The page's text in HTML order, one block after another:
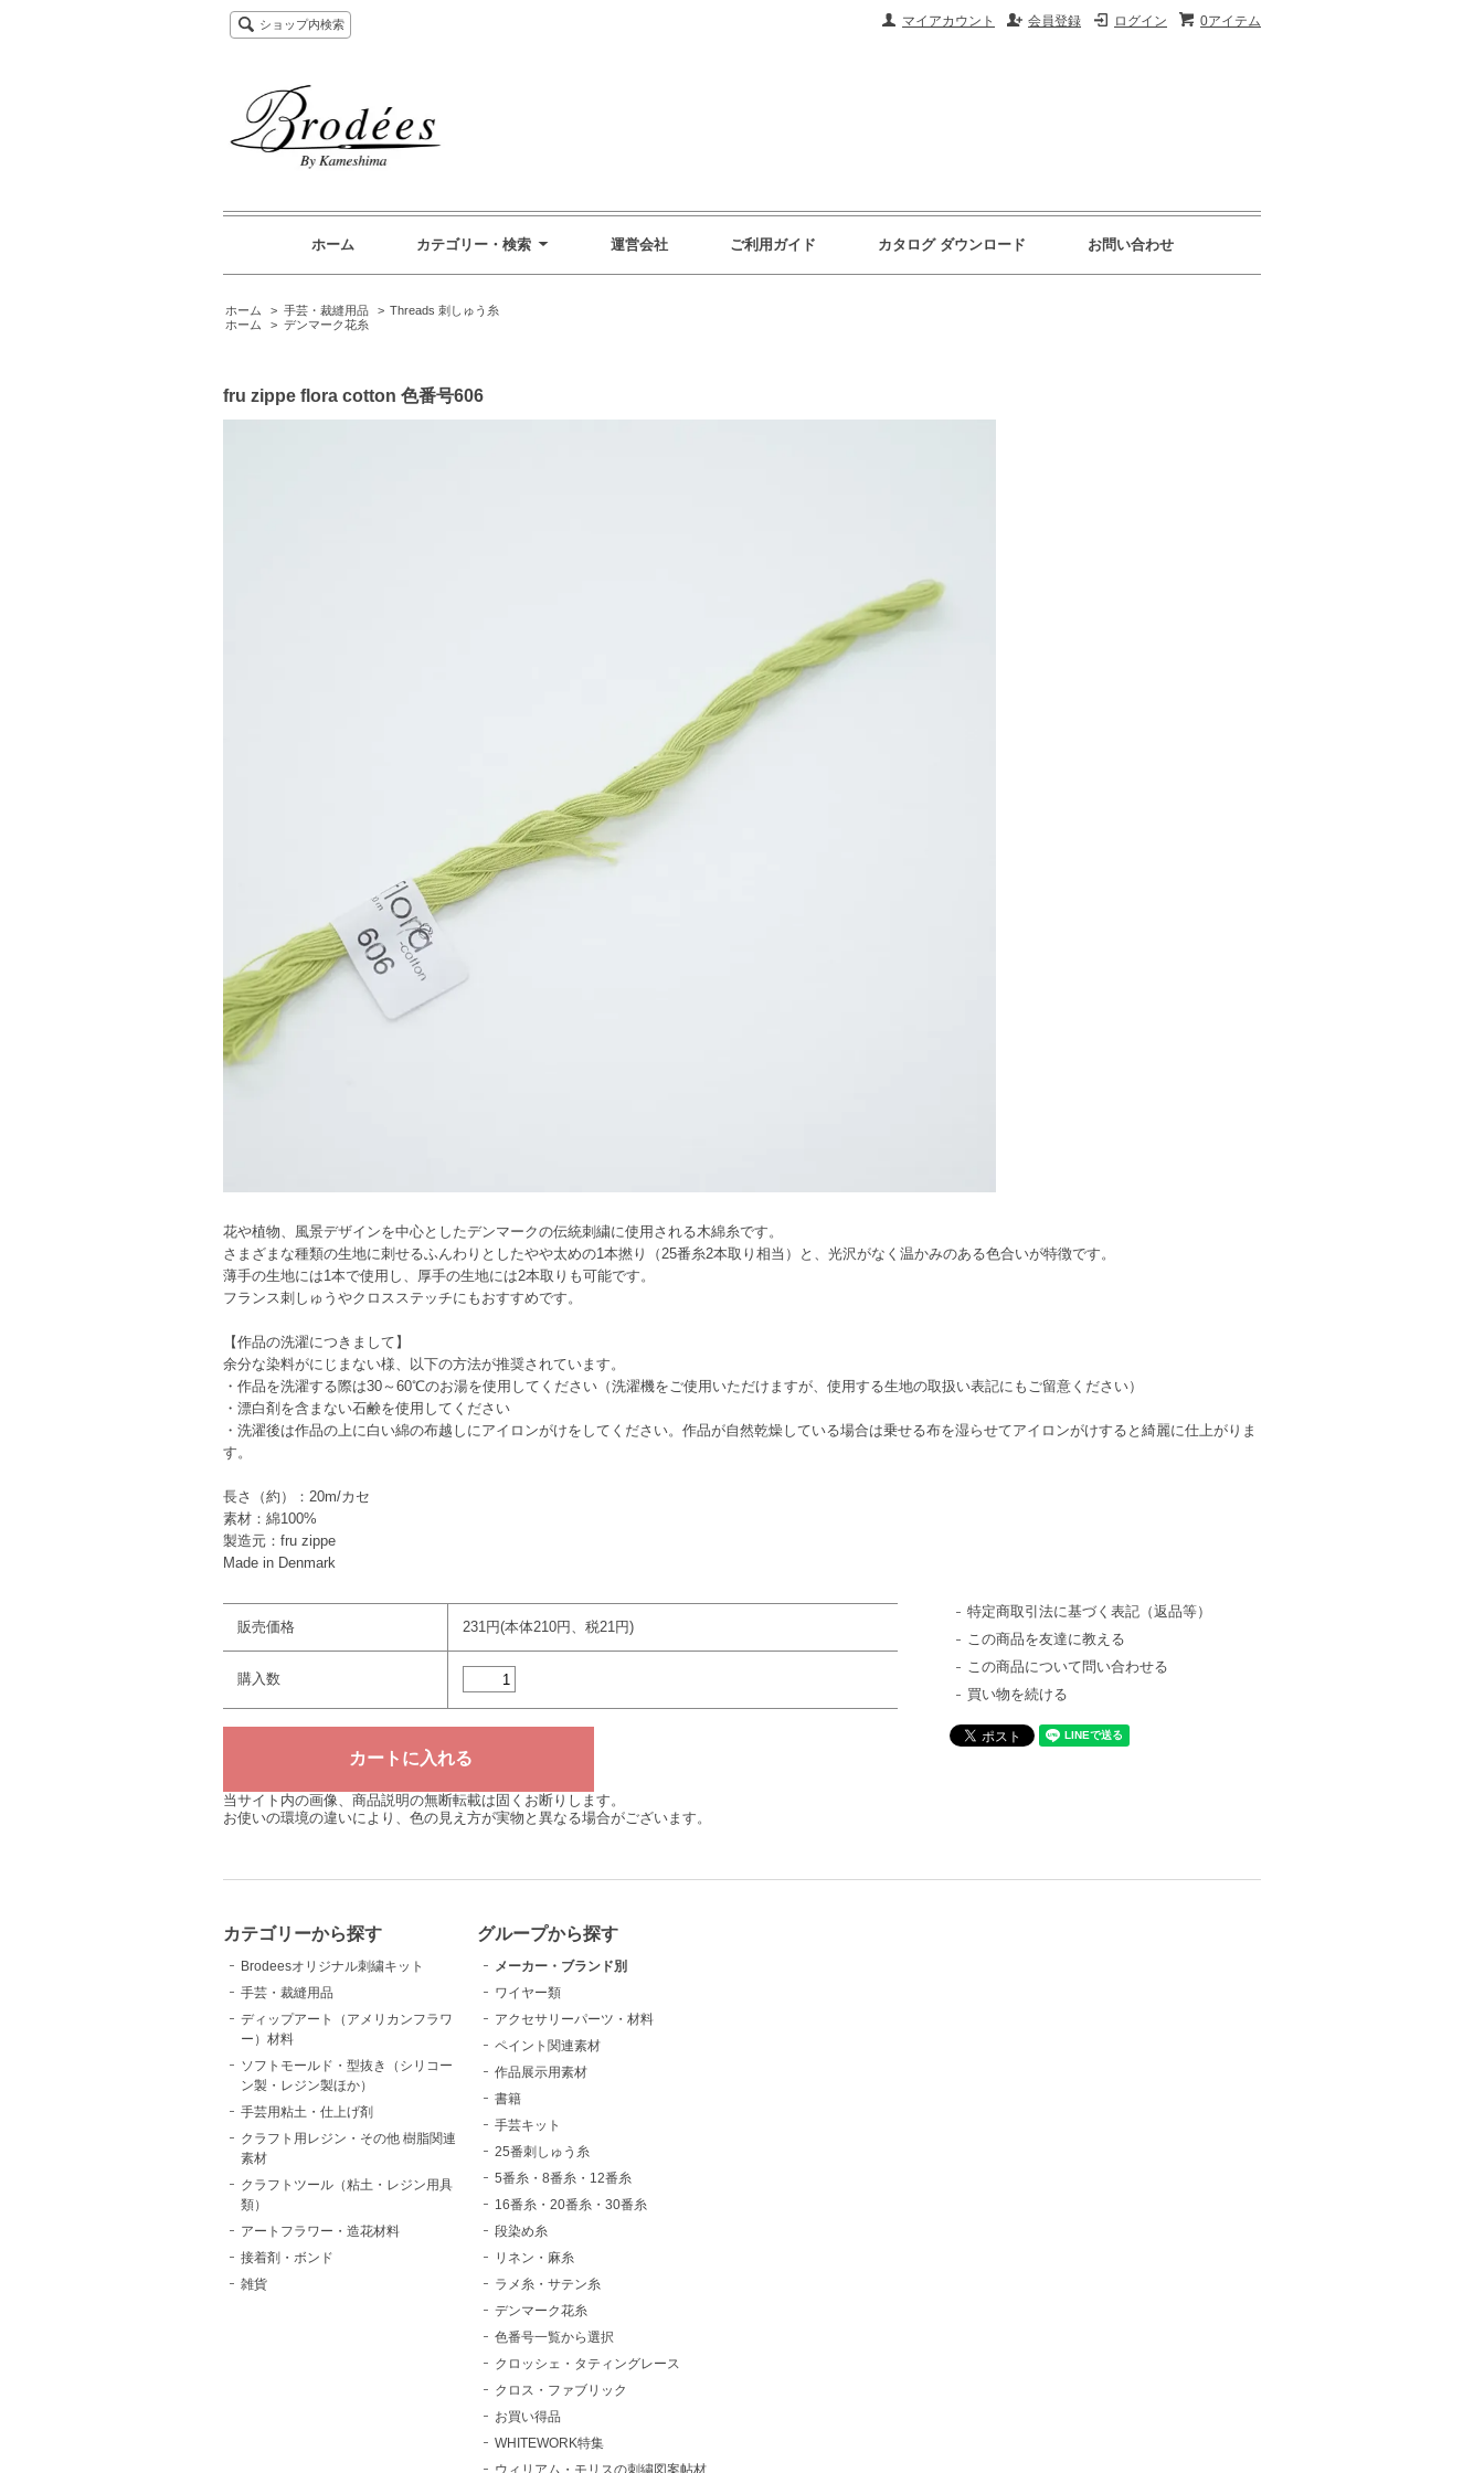
0アイテム
ログイン
会員登録
マイアカウント
ショップ内検索
ホーム カテゴリー・検索 運営会社 ご利用ガイド カタログ ダウンロード お問い合わせ
ホーム > 手芸・裁縫用品 > Threads 刺しゅう糸
ホーム
> デンマーク花糸
fru zippe flora cotton 色番号606
花や植物、風景デザインを中心としたデンマークの伝統刺繍に使用される木綿糸です。
さまざまな種類の生地に刺せるふんわりとしたやや太めの1本撚り（25番糸2本取り相当）と、光沢がなく温かみのある色合いが特徴です。
薄手の生地には1本で使用し、厚手の生地には2本取りも可能です。
フランス刺しゅうやクロスステッチにもおすすめです。
【作品の洗濯につきまして】
余分な染料がにじまない様、以下の方法が推奨されています。
・作品を洗濯する際は30～60℃のお湯を使用してください（洗濯機をご使用いただけますが、使用する生地の取扱い表記にもご留意ください）
・漂白剤を含まない石鹸を使用してください
・洗濯後は作品の上に白い綿の布越しにアイロンがけをしてください。作品が自然乾燥している場合は乗せる布を湿らせてアイロンがけすると綺麗に仕上がりま
す。
長さ（約）：20m/カセ
素材：綿100%
製造元：fru zippe
Made in Denmark
販売価格 231円(本体210円、税21円)
購入数
当サイト内の画像、商品説明の無断転載は固くお断りします。
お使いの環境の違いにより、色の見え方が実物と異なる場合がございます。
特定商取引法に基づく表記（返品等）
この商品を友達に教える
この商品について問い合わせる
買い物を続ける
カテゴリーから探す
Brodeesオリジナル刺繍キット
手芸・裁縫用品
ディップアート（アメリカンフラワ
ー）材料
ソフトモールド・型抜き（シリコー
ン製・レジン製ほか）
手芸用粘土・仕上げ剤
クラフト用レジン・その他 樹脂関連
素材
クラフトツール（粘土・レジン用具
類）
アートフラワー・造花材料
接着剤・ボンド
雑貨
グループから探す
メーカー・ブランド別
ワイヤー類
アクセサリーパーツ・材料
ペイント関連素材
作品展示用素材
書籍
手芸キット
25番刺しゅう糸
5番糸・8番糸・12番糸
16番糸・20番糸・30番糸
段染め糸
リネン・麻糸
ラメ糸・サテン糸
デンマーク花糸
色番号一覧から選択
クロッシェ・タティングレース
クロス・ファブリック
お買い得品
WHITEWORK特集
ウィリアム・モリスの刺繍図案帖材